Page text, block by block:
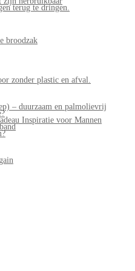
terug te dringen.
broodzak
zonder plastic en afval.
– duurzaam en palmolievrij
Inspiratie voor Mannen